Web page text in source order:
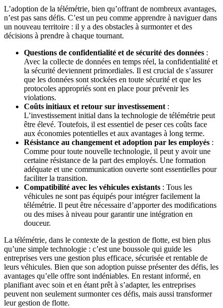
L’adoption de la télémétrie, bien qu’offrant de nombreux avantages,
n’est pas sans défis. C’est un peu comme apprendre à naviguer dans
un nouveau territoire : il y a des obstacles à surmonter et des
décisions à prendre à chaque tournant.
Questions de confidentialité et de sécurité des données :
Avec la collecte de données en temps réel, la confidentialité et
la sécurité deviennent primordiales. Il est crucial de s’assurer
que les données sont stockées en toute sécurité et que les
protocoles appropriés sont en place pour prévenir les
violations.
Coûts initiaux et retour sur investissement :
L’investissement initial dans la technologie de télémétrie peut
être élevé. Toutefois, il est essentiel de peser ces coûts face
aux économies potentielles et aux avantages à long terme.
Résistance au changement et adoption par les employés :
Comme pour toute nouvelle technologie, il peut y avoir une
certaine résistance de la part des employés. Une formation
adéquate et une communication ouverte sont essentielles pour
faciliter la transition.
Compatibilité avec les véhicules existants : Tous les
véhicules ne sont pas équipés pour intégrer facilement la
télémétrie. Il peut être nécessaire d’apporter des modifications
ou des mises à niveau pour garantir une intégration en
douceur.
La télémétrie, dans le contexte de la gestion de flotte, est bien plus
qu’une simple technologie : c’est une boussole qui guide les
entreprises vers une gestion plus efficace, sécurisée et rentable de
leurs véhicules. Bien que son adoption puisse présenter des défis, les
avantages qu’elle offre sont indéniables. En restant informé, en
planifiant avec soin et en étant prêt à s’adapter, les entreprises
peuvent non seulement surmonter ces défis, mais aussi transformer
leur gestion de flotte.